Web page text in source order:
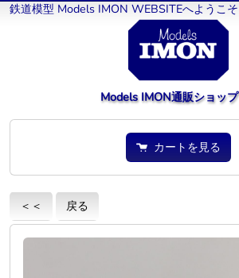
鉄道模型 Models IMON WEBSITEへようこそ
Models IMON通販ショップ
カートを見る
＜＜ 戻る